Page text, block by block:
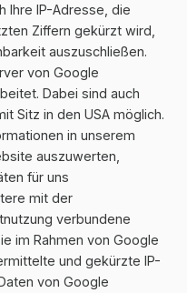
Ihre IP-Adresse, die
Ziffern gekürzt wird,
auszuschließen.
von Google
Dabei sind auch
Sitz in den USA möglich.
in unserem
auszuwerten,
für uns
mit der
verbundene
im Rahmen von Google
und gekürzte IP-
von Google